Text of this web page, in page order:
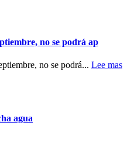
no se podrá ap
no se podrá... Lee mas
agua